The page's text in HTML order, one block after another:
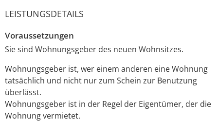
LEISTUNGSDETAILS
Voraussetzungen
Sie sind Wohnungsgeber des neuen Wohnsitzes.
Wohnungsgeber ist, wer einem anderen eine Wohnung
tatsächlich und nicht nur zum Schein zur Benutzung
überlässt.
Wohnungsgeber ist in der Regel der Eigentümer, der die
Wohnung vermietet.